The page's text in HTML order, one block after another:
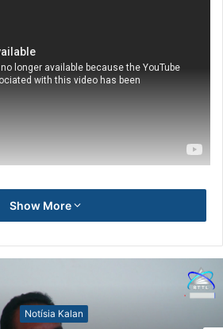
Show More
Notísia Kalan